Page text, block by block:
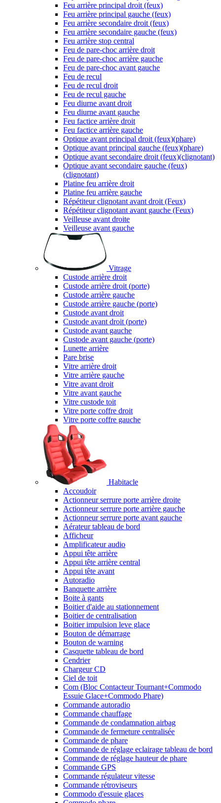
Feu arrière principal droit (feux)
Feu arrière principal gauche (feux)
Feu arrière secondaire droit (feux)
Feu arrière secondaire gauche (feux)
Feu arrière stop central
Feu de pare-choc arrière droit
Feu de pare-choc arrière gauche
Feu de pare-choc avant gauche
Feu de recul
Feu de recul droit
Feu de recul gauche
Feu diurne avant droit
Feu diurne avant gauche
Feu factice arrière droit
Feu factice arrière gauche
Optique avant principal droit (feux)(phare)
Optique avant principal gauche (feux)(phare)
Optique avant secondaire droit (feux)(clignotant)
Optique avant secondaire gauche (feux)
(clignotant)
Platine feu arrière droit
Platine feu arrière gauche
Répétiteur clignotant avant droit (Feux)
Répétiteur clignotant avant gauche (Feux)
Veilleuse avant droite
Veilleuse avant gauche
Vitrage
Custode arrière droit
Custode arrière droit (porte)
Custode arrière gauche
Custode arrière gauche (porte)
Custode avant droit
Custode avant droit (porte)
Custode avant gauche
Custode avant gauche (porte)
Lunette arrière
Pare brise
Vitre arrière droit
Vitre arrière gauche
Vitre avant droit
Vitre avant gauche
Vitre custode toit
Vitre porte coffre droit
Vitre porte coffre gauche
Habitacle
Accoudoir
Actionneur serrure porte arrière droite
Actionneur serrure porte arrière gauche
Actionneur serrure porte avant gauche
Aérateur tableau de bord
Afficheur
Amplificateur audio
Appui tête arrière
Appui tête arrière central
Appui tête avant
Autoradio
Banquette arrière
Boite à gants
Boitier d'aide au stationnement
Boitier de centralisation
Boitier impulsion leve glace
Bouton de démarrage
Bouton de warning
Casquette tableau de bord
Cendrier
Chargeur CD
Ciel de toit
Com (Bloc Contacteur Tournant+Commodo
Essuie Glace+Commodo Phare)
Commande autoradio
Commande chauffage
Commande de condamnation airbag
Commande de fermeture centralisée
Commande de phare
Commande de réglage eclairage tableau de bord
Commande de réglage hauteur de phare
Commande GPS
Commande régulateur vitesse
Commande rétroviseurs
Commodo d'essuie glaces